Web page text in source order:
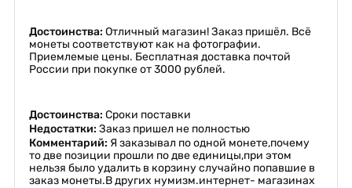
Достоинства: Отличный магазин! Заказ пришёл. Всё
монеты соответствуют как на фотографии.
Приемлемые цены. Бесплатная доставка почтой
России при покупке от 3000 рублей.
Достоинства: Сроки поставки
Недостатки: Заказ пришел не полностью
Комментарий: Я заказывал по одной монете,почему
то две позиции прошли по две единицы,при этом
нельзя было удалить в корзину случайно попавшие в
заказ монеты.В других нумизм.интернет- магазинах